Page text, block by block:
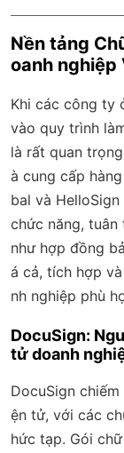
Nền tảng
oanh nghiệp
Khi các công ty
vào quy trình
là rất quan
à cung cấp
bal và
chức năng,
như hợp đồng
á cả, tích hợp
nh nghiệp phù
DocuSign:
tử doanh
DocuSign
ện tử, với các
hức tạp. Gói